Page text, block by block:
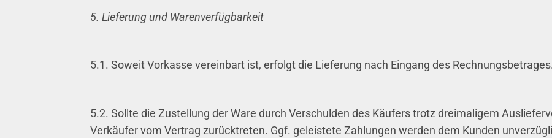
5. Lieferung und Warenverfügbarkeit
5.1. Soweit Vorkasse vereinbart ist, erfolgt die Lieferung nach Eingang des Rechnungsbetrages.
5.2. Sollte die Zustellung der Ware durch Verschulden des Käufers trotz dreimaligem
Verkäufer vom Vertrag zurücktreten. Ggf. geleistete Zahlungen werden dem Kunden